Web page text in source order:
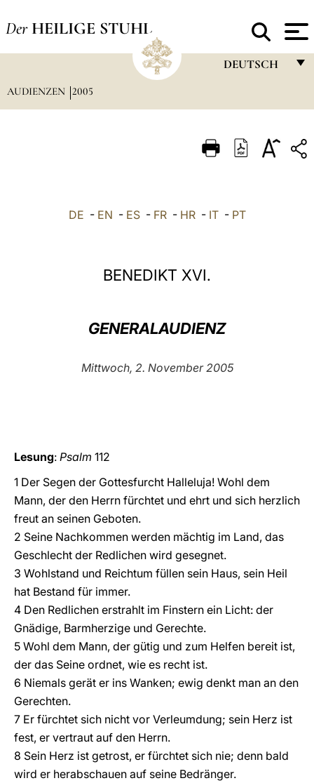
Der HEILIGE STUHL
DEUTSCH
ITALIANO
LATINE
AUDIENZEN 2005
DE - EN - ES- FR- HR- IT- PT
BENEDIKT XVI.
GENERALAUDIENZ
Mittwoch, 2. November 2005
Lesung: Psalm 112
1 Der Segen der Gottesfurcht Halleluja! Wohl dem
Mann, der den Herrn fürchtet und ehrt und sich herzlich
freut an seinen Geboten.
2 Seine Nachkommen werden mächtig im Land, das
Geschlecht der Redlichen wird gesegnet.
3 Wohlstand und Reichtum füllen sein Haus, sein Heil
hat Bestand für immer.
4 Den Redlichen erstrahlt im Finstern ein Licht: der
Gnädige, Barmherzige und Gerechte.
5 Wohl dem Mann, der gütig und zum Helfen bereit ist,
der das Seine ordnet, wie es recht ist.
6 Niemals gerät er ins Wanken; ewig denkt man an den
Gerechten.
7 Er fürchtet sich nicht vor Verleumdung; sein Herz ist
fest, er vertraut auf den Herrn.
8 Sein Herz ist getrost, er fürchtet sich nie; denn bald
wird er herabschauen auf seine Bedränger.